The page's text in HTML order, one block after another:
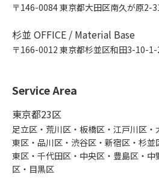
〒146-0084 東京都大田区南久が原2-
杉並 OFFICE / Material Base
〒166-0012 東京都杉並区和田3-10-1-
Service Area
東京都23区
足立区・荒川区・板橋区・江戸川区
東区・品川区・渋谷区・新宿区・杉
東区・千代田区・中央区・豊島区・
区・目黒区